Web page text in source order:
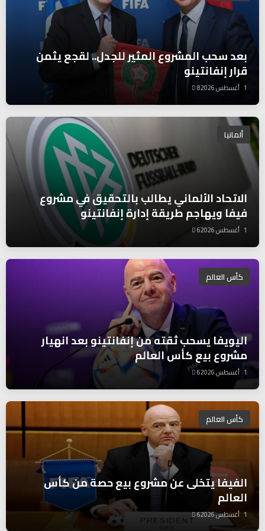
بعد سحب المشروع المثير للجدل.. لقجع يثمن
قرار إنفانتينو
1 أغسطس 2026 8
ألمانيا
الاتحاد الألماني يطالب بالتحقيق في مشروع
فيفا ويهاجم طريقة إدارة إنفانتينو
1 أغسطس 2026 6
كأس العالم
اليويفا يسحب ثقته من إنفانتينو بعد انهيار
مشروع بيع كأس العالم
1 أغسطس 2026 6
كأس العالم
الفيفا يتخلى عن مشروع بيع حصة من كأس
العالم
1 أغسطس 2026 6